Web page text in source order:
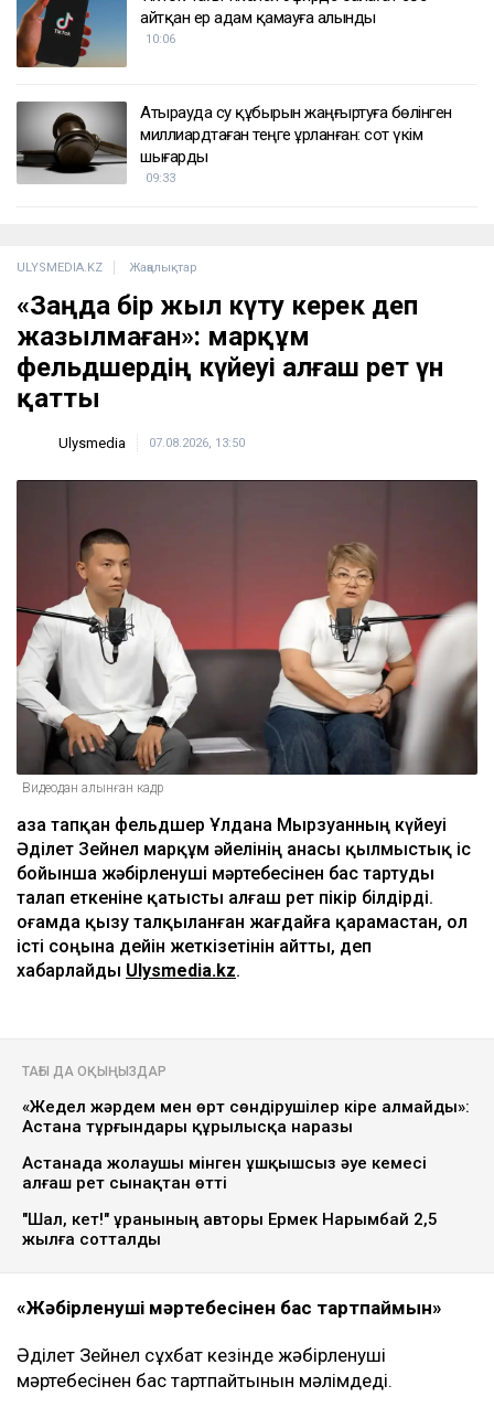
айтқан ер адам қамауға алынды
10:06
Атырауда су құбырын жаңғыртуға бөлінген
миллиардтаған теңге ұрланған: сот үкім
шығарды
09:33
ULYSMEDIA.KZ Жаңалықтар
«Заңда бір жыл күту керек деп
жазылмаған»: марқұм
фельдшердің күйеуі алғаш рет үн
қатты
Ulysmedia 07.08.2026, 13:50
Видеодан алынған кадр
Қаза тапқан фельдшер Ұлдана Мырзуанның күйеуі
Әділет Зейнел марқұм әйелінің анасы қылмыстық іс
бойынша жәбірленуші мәртебесінен бас тартуды
талап еткеніне қатысты алғаш рет пікір білдірді.
Қоғамда қызу талқыланған жағдайға қарамастан, ол
істі соңына дейін жеткізетінін айтты, деп
хабарлайды Ulysmedia.kz.
ТАҒЫ ДА ОҚЫҢЫЗДАР
«Жедел жәрдем мен өрт сөндірушілер кіре алмайды»:
Астана тұрғындары құрылысқа наразы
Астанада жолаушы мінген ұшқышсыз әуе кемесі
алғаш рет сынақтан өтті
"Шал, кет!" ұранының авторы Ермек Нарымбай 2,5
жылға сотталды
«Жәбірленуші мәртебесінен бас тартпаймын»
Әділет Зейнел сұхбат кезінде жәбірленуші
мәртебесінен бас тартпайтынын мәлімдеді.